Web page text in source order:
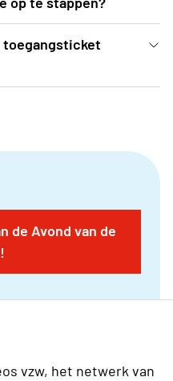
nadat
Een drietal weken
(= midden april)
toegangsticket
ook als
de Avond van de
vzw, het netwerk van